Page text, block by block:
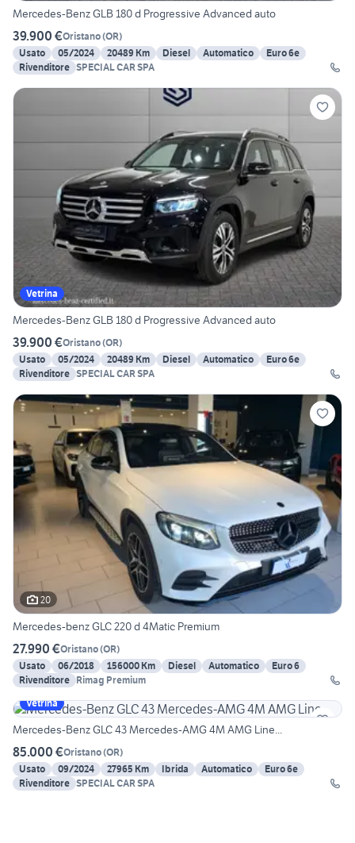
Mercedes-Benz GLB 180 d Progressive Advanced auto
39.900 €Oristano(OR)
Usato
05/2024 20489 Km Diesel Automatico
Euro 6e
Rivenditore SPECIAL CAR SPA
Vetrina
Mercedes-Benz GLB 180 d Progressive Advanced auto
39.900 €Oristano(OR)
Usato
05/2024 20489 Km Diesel Automatico
Euro 6e
Rivenditore SPECIAL CAR SPA
20
Mercedes-benz GLC 220 d 4Matic Premium
27.990 €Oristano(OR)
Usato
06/2018 156000 Km Diesel Automatico
Euro 6
Rivenditore Rimag Premium
Vetrina
Mercedes-Benz GLC 43 Mercedes-AMG 4M AMG Line...
85.000 €Oristano(OR)
Usato
09/2024 27965 Km Ibrida Automatico
Euro 6e
Rivenditore SPECIAL CAR SPA